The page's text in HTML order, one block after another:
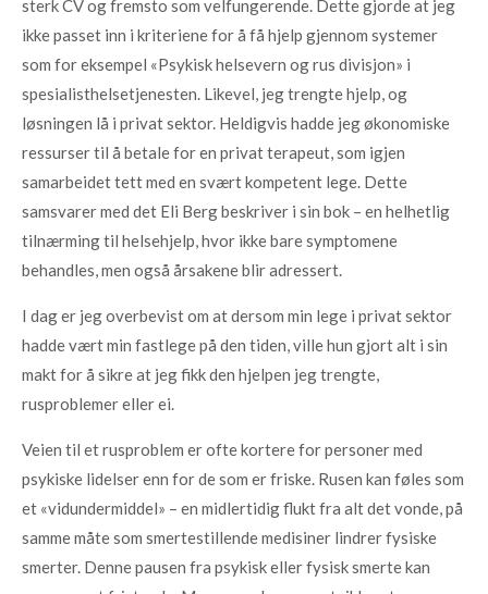
sterk CV og fremsto som velfungerende. Dette gjorde at jeg
ikke passet inn i kriteriene for å få hjelp gjennom systemer
som for eksempel «Psykisk helsevern og rus divisjon» i
spesialisthelsetjenesten. Likevel, jeg trengte hjelp, og
løsningen lå i privat sektor. Heldigvis hadde jeg økonomiske
ressurser til å betale for en privat terapeut, som igjen
samarbeidet tett med en svært kompetent lege. Dette
samsvarer med det Eli Berg beskriver i sin bok – en helhetlig
tilnærming til helsehjelp, hvor ikke bare symptomene
behandles, men også årsakene blir adressert.
I dag er jeg overbevist om at dersom min lege i privat sektor
hadde vært min fastlege på den tiden, ville hun gjort alt i sin
makt for å sikre at jeg fikk den hjelpen jeg trengte,
rusproblemer eller ei.
Veien til et rusproblem er ofte kortere for personer med
psykiske lidelser enn for de som er friske. Rusen kan føles som
et «vidundermiddel» – en midlertidig flukt fra alt det vonde, på
samme måte som smertestillende medisiner lindrer fysiske
smerter. Denne pausen fra psykisk eller fysisk smerte kan